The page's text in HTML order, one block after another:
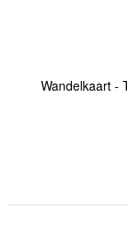
Wandelkaart -